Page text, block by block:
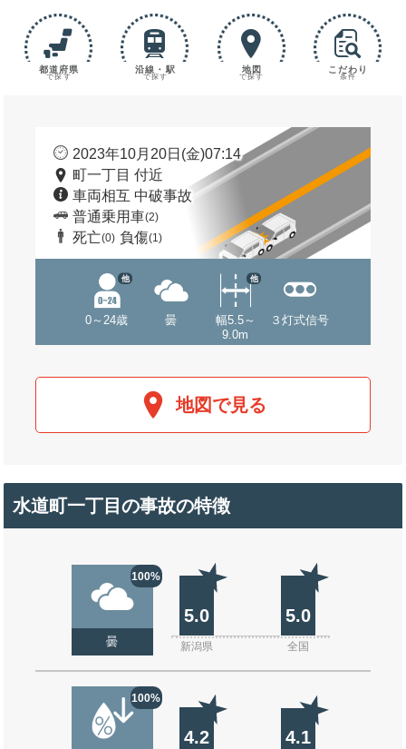
都道府県
で探す
沿線・駅
で探す
地図
で探す
こだわり
条件
2023年10月20日(金)07:14
町一丁目 付近
車両相互 中破事故
普通乗用車(2)
死亡(0) 負傷(1)
0～24歳
他
曇
幅5.5～
9.0m
他
３灯式信号
地図で見る
水道町一丁目の事故の特徴
100%
曇
5.0 5.0
新潟県 全国
100%
4.2 4.1